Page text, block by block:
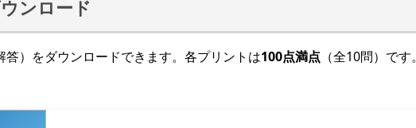
ンロード
）をダウンロードできます。各プリントは100点満点 （全10問）です。